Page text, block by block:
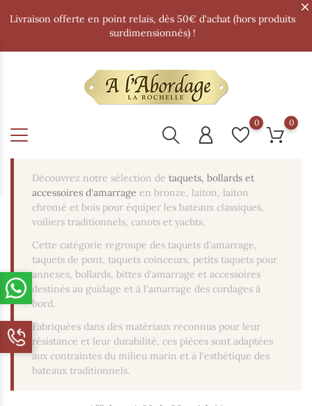
Livraison offerte en point relais, dès 50€ d'achat (hors produits
surdimensionnés) !
0 0
Découvrez notre sélection de taquets, bollards et
accessoires d'amarrage en bronze, laiton, laiton
chromé et bois pour équiper les bateaux classiques,
voiliers traditionnels, canots et yachts.
Cette catégorie regroupe des taquets d'amarrage,
taquets de pont, taquets coinceurs, petits taquets pour
annexes, bollards, bittes d'amarrage et accessoires
destinés au guidage et à l'amarrage des cordages à
bord.
Fabriquées dans des matériaux reconnus pour leur
résistance et leur durabilité, ces pièces sont adaptées
aux contraintes du milieu marin et à l'esthétique des
bateaux traditionnels.